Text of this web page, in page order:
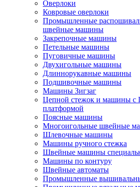
Оверлоки
Ковровые оверлоки
Промышленные
швейные машины
Закрепочные машины
Петельные машины
Пуговичные машины
Двухигольные машины
Длиннорукавные машины
Подшивочные машины
Машины Зигзаг
Цепной стежок и машины с
платформой
Поясные машины
Многоигольные швейные
Шлевочные машины
Машины ручного стежка
Швейные машины
Машины по контуру
Швейные автоматы
Промышленные